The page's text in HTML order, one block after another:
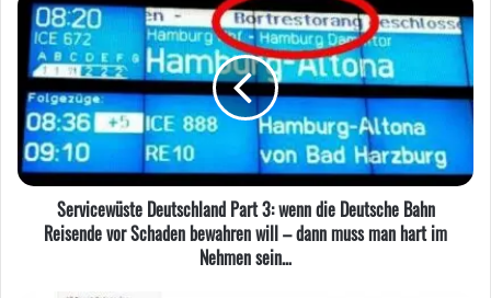
Deutschland
Part
3:
wenn
die
Deutsche
Bahn
Reisende
Schaden
Servicewüste Deutschland Part 3: wenn die Deutsche Bahn
Reisende vor Schaden bewahren will – dann muss man hart im
Nehmen sein…